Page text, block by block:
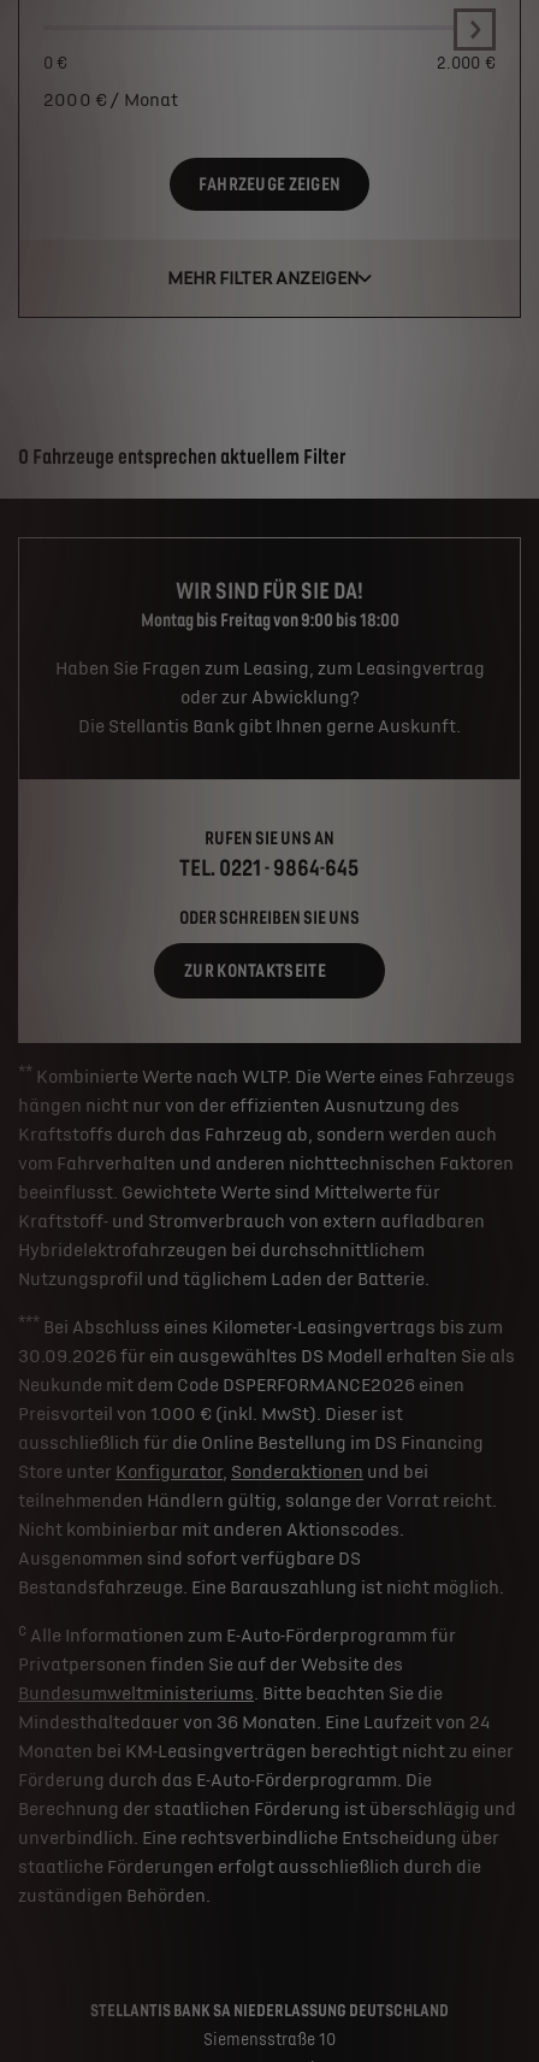
0 € 2.000 €
2000 € / Monat
FAHRZEUGE ZEIGEN
MEHR FILTER ANZEIGEN
Suchergebnisse
0 Fahrzeuge entsprechen aktuellem Filter
WIR SIND FÜR SIE DA!
Montag bis Freitag von 9:00 bis 18:00
Haben Sie Fragen zum Leasing, zum Leasingvertrag
oder zur Abwicklung?
Die Stellantis Bank gibt Ihnen gerne Auskunft.
RUFEN SIE UNS AN
TEL. 0221 - 9864-645
ODER SCHREIBEN SIE UNS
ZUR KONTAKTSEITE
** Kombinierte Werte nach WLTP. Die Werte eines Fahrzeugs
hängen nicht nur von der effizienten Ausnutzung des
Kraftstoffs durch das Fahrzeug ab, sondern werden auch
vom Fahrverhalten und anderen nichttechnischen Faktoren
beeinflusst. Gewichtete Werte sind Mittelwerte für
Kraftstoff- und Stromverbrauch von extern aufladbaren
Hybridelektrofahrzeugen bei durchschnittlichem
Nutzungsprofil und täglichem Laden der Batterie.
*** Bei Abschluss eines Kilometer-Leasingvertrags bis zum
30.09.2026 für ein ausgewähltes DS Modell erhalten Sie als
Neukunde mit dem Code DSPERFORMANCE2026 einen
Preisvorteil von 1.000 € (inkl. MwSt). Dieser ist
ausschließlich für die Online Bestellung im DS Financing
Store unter Konfigurator, Sonderaktionen und bei
teilnehmenden Händlern gültig, solange der Vorrat reicht.
Nicht kombinierbar mit anderen Aktionscodes.
Ausgenommen sind sofort verfügbare DS
Bestandsfahrzeuge. Eine Barauszahlung ist nicht möglich.
c Alle Informationen zum E-Auto-Förderprogramm für
Privatpersonen finden Sie auf der Website des
Bundesumweltministeriums. Bitte beachten Sie die
Mindesthaltedauer von 36 Monaten. Eine Laufzeit von 24
Monaten bei KM-Leasingverträgen berechtigt nicht zu einer
Förderung durch das E-Auto-Förderprogramm. Die
Berechnung der staatlichen Förderung ist überschlägig und
unverbindlich. Eine rechtsverbindliche Entscheidung über
staatliche Förderungen erfolgt ausschließlich durch die
zuständigen Behörden.
STELLANTIS BANK SA NIEDERLASSUNG DEUTSCHLAND
Siemensstraße 10